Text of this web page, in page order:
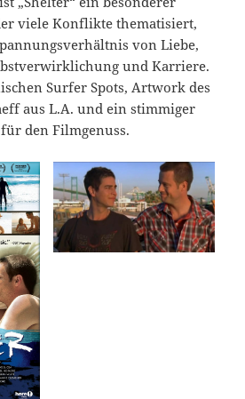
viele Konflikte thematisiert,
von Liebe,
und Karriere.
Surfer Spots, Artwork des
aus L.A. und ein stimmiger
den Filmgenuss.